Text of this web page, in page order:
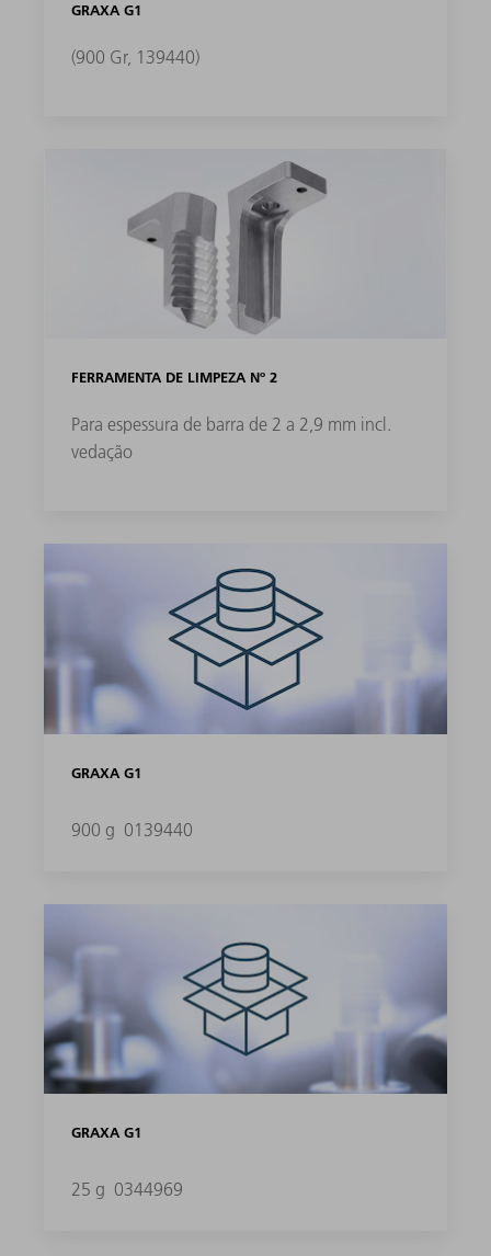
GRAXA G1
(900 Gr, 139440)
FERRAMENTA DE LIMPEZA Nº 2
Para espessura de barra de 2 a 2,9 mm incl.
vedação
GRAXA G1
900 g 0139440
GRAXA G1
25 g 0344969